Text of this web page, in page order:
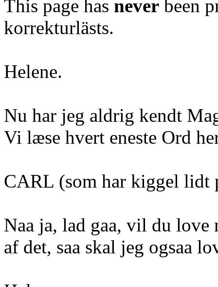
This page has never been
korrekturlästs.
Helene.
Nu har jeg aldrig kendt
Vi læse hvert eneste Ord
CARL (som har kiggel lidt
Naa ja, lad gaa, vil du love
af det, saa skal jeg ogsaa